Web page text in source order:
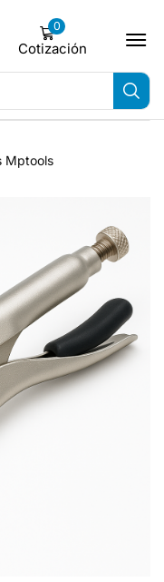
0
Cotización
Mptools